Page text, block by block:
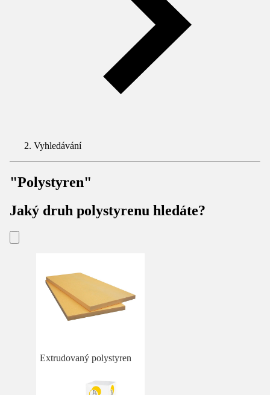
Vyhledávání
"Polystyren"
Jaký druh polystyrenu hledáte?
Extrudovaný polystyren